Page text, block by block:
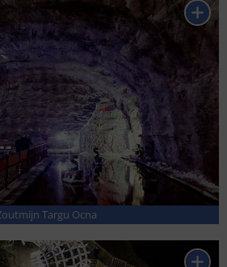
Targu Ocna